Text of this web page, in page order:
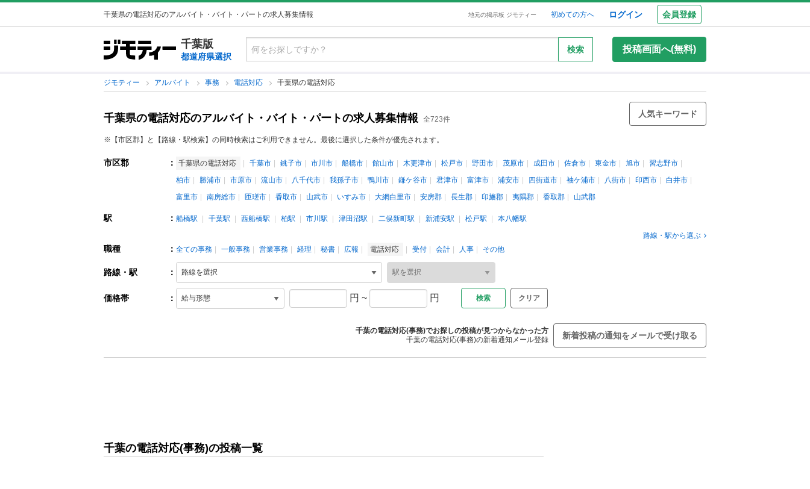
千葉県の電話対応のアルバイト・バイト・パートの求人募集情報 地元の掲示板 ジモティー 初めての方へ ログイン 会員登録
千葉版
都道府県選択
検索 投稿画面へ(無料)
ジモティー アルバイト 事務 電話対応 千葉県の電話対応
千葉県の電話対応のアルバイト・バイト・パートの求人募集情報 全723件
人気キーワード
※【市区郡】と【路線・駅検索】の同時検索はご利用できません。最後に選択した条件が優先されます。
市区郡 ： 千葉県の電話対応 千葉市 銚子市 市川市 船橋市 館山市 木更津市 松戸市 野田市 茂原市 成田市 佐倉市 東金市 旭市
習志野市
柏市
勝浦市 市原市 流山市 八千代市 我孫子市 鴨川市 鎌ケ谷市 君津市 富津市 浦安市 四街道市 袖ケ浦市 八街市 印西市
白井市
富里市
南房総市 匝瑳市 香取市 山武市 いすみ市 大網白里市 安房郡 長生郡 印旛郡 夷隅郡 香取郡 山武郡
駅 ： 船橋駅 千葉駅 西船橋駅 柏駅 市川駅 津田沼駅 二俣新町駅 新浦安駅 松戸駅
本八幡駅
路線・駅から選ぶ
職種 ： 全ての事務 一般事務 営業事務 経理 秘書 広報 電話対応 受付 会計 人事 その他
路線・駅 ：
価格帯 ： 円 ~ 円 クリア
千葉の電話対応(事務)でお探しの投稿が見つからなかった方
千葉の電話対応(事務)の新着通知メール登録
新着投稿の通知をメールで受け取る
千葉の電話対応(事務)の投稿一覧